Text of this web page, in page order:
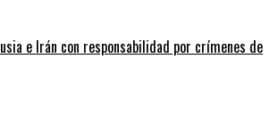
e Irán con responsabilidad por crímenes de